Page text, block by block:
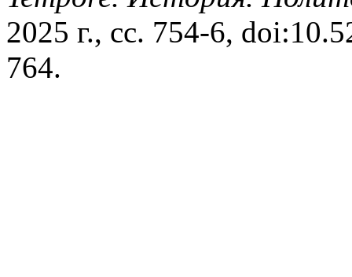
2025 г., сс. 754-6,
764.